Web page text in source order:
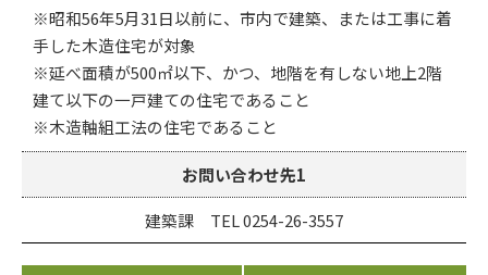
※昭和56年5月31日以前に、市内で建築、または工事に着
手した木造住宅が対象
※延べ面積が500㎡以下、かつ、地階を有しない地上2階
建て以下の一戸建ての住宅であること
※木造軸組工法の住宅であること
お問い合わせ先1
建築課 TEL 0254-26-3557